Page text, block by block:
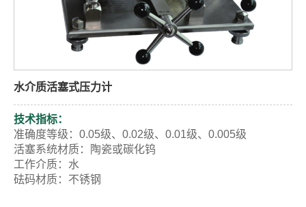
水介质活塞式压力计
技术指标：
准确度等级： 0.05级、 0.02级、 0.01级、 0.005级
活塞系统材质：陶瓷或碳化钨
工作介质：水
砝码材质：不锈钢